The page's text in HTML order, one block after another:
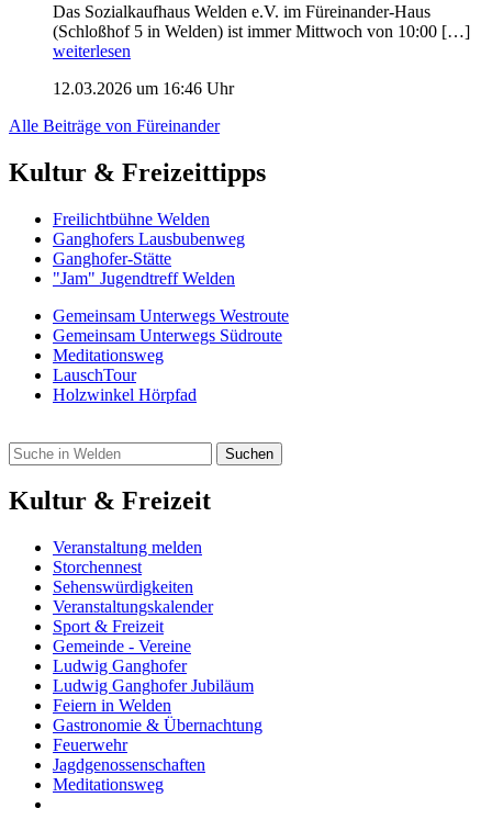
Das Sozialkaufhaus Welden e.V. im Füreinander-Haus
(Schloßhof 5 in Welden) ist immer Mittwoch von 10:00 […]
weiterlesen
12.03.2026 um 16:46 Uhr
Alle Beiträge von Füreinander
Kultur & Freizeittipps
Freilicht­bühne Welden
Ganghofers Lausbubenweg
Ganghofer-Stätte
"Jam" Jugendtreff Welden
Gemeinsam Unterwegs Westroute
Gemeinsam Unterwegs Südroute
Meditationsweg
LauschTour
Holzwinkel Hörpfad
Kultur & Freizeit
Veranstaltung melden
Storchennest
Sehenswürdigkeiten
Veranstaltungskalender
Sport & Freizeit
Gemeinde - Vereine
Ludwig Ganghofer
Ludwig Ganghofer Jubiläum
Feiern in Welden
Gastronomie & Übernachtung
Feuerwehr
Jagdgenossenschaften
Meditationsweg